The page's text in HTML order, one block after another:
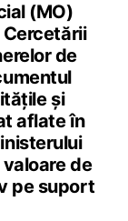
(MO)
de
și
aflate în
de
pe suport